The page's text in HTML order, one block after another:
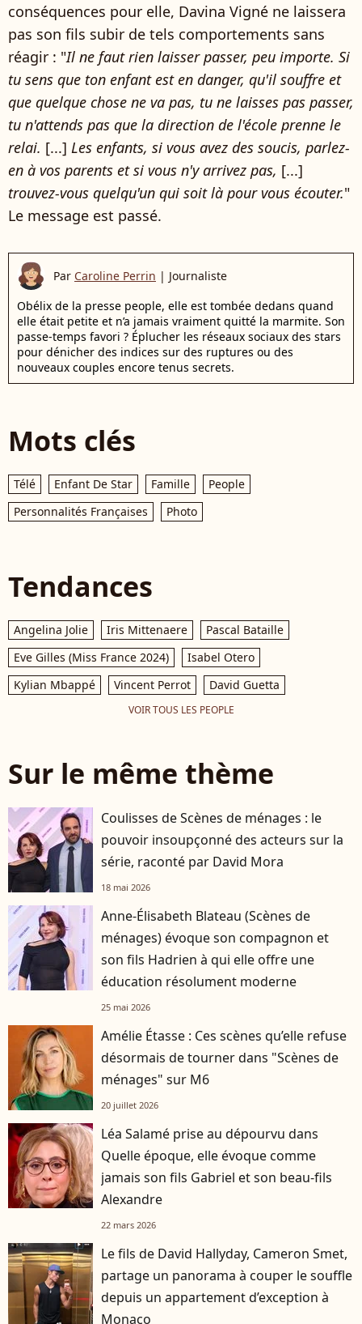
conséquences pour elle, Davina Vigné ne laissera
pas son fils subir de tels comportements sans
réagir : "Il ne faut rien laisser passer, peu importe. Si
tu sens que ton enfant est en danger, qu'il souffre et
que quelque chose ne va pas, tu ne laisses pas passer,
tu n'attends pas que la direction de l'école prenne le
relai. [...] Les enfants, si vous avez des soucis, parlez-
en à vos parents et si vous n'y arrivez pas, [...]
trouvez-vous quelqu'un qui soit là pour vous écouter."
Le message est passé.
Par Caroline Perrin | Journaliste
Obélix de la presse people, elle est tombée dedans quand
elle était petite et n’a jamais vraiment quitté la marmite. Son
passe-temps favori ? Éplucher les réseaux sociaux des stars
pour dénicher des indices sur des ruptures ou des
nouveaux couples encore tenus secrets.
Mots clés
Télé Enfant De Star Famille
People
Personnalités Françaises
Photo
Tendances
Angelina Jolie Iris Mittenaere
Pascal Bataille
Eve Gilles (Miss France 2024)
Isabel Otero
Kylian Mbappé
Vincent Perrot David Guetta
VOIR TOUS LES PEOPLE
Sur le même thème
Coulisses de Scènes de ménages : le
pouvoir insoupçonné des acteurs sur la
série, raconté par David Mora
18 mai 2026
Anne-Élisabeth Blateau (Scènes de
ménages) évoque son compagnon et
son fils Hadrien à qui elle offre une
éducation résolument moderne
25 mai 2026
Amélie Étasse : Ces scènes qu’elle refuse
désormais de tourner dans "Scènes de
ménages" sur M6
20 juillet 2026
Léa Salamé prise au dépourvu dans
Quelle époque, elle évoque comme
jamais son fils Gabriel et son beau-fils
Alexandre
22 mars 2026
Le fils de David Hallyday, Cameron Smet,
partage un panorama à couper le souffle
depuis un appartement d’exception à
Monaco